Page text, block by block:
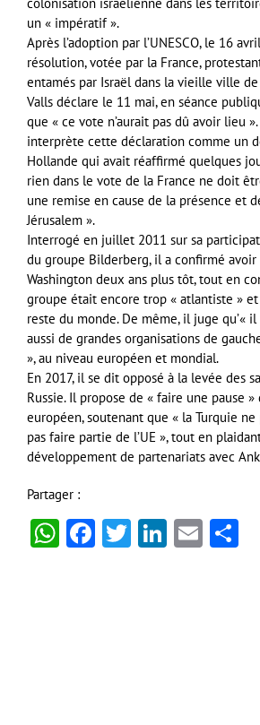
colonisation israélienne dans les
un « impératif ».
Après l’adoption par l’UNESCO, le 16
résolution, votée par la France,
entamés par Israël dans la vieille ville de
Valls déclare le 11 mai, en séance
que « ce vote n’aurait pas dû avoir lieu
interprète cette déclaration comme un
Hollande qui avait réaffirmé quelques
rien dans le vote de la France ne doit
une remise en cause de la présence et
Jérusalem ».
Interrogé en juillet 2011 sur sa
du groupe Bilderberg, il a confirmé
Washington deux ans plus tôt, tout en
groupe était encore trop « atlantiste » et
reste du monde. De même, il juge qu’«
aussi de grandes organisations de
», au niveau européen et mondial.
En 2017, il se dit opposé à la levée des
Russie. Il propose de « faire une pause »
européen, soutenant que « la Turquie
pas faire partie de l’UE », tout en
développement de partenariats avec
Partager :
WhatsApp
Facebook
Twitter
LinkedIn
Email